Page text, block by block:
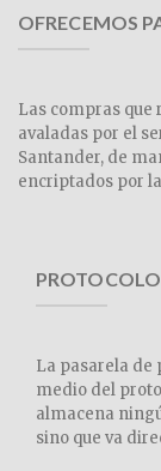
OFRECEMOS
Las compras que
avaladas por el
Santander, de
encriptados por
PROTOCOLO
La pasarela de
medio del
almacena
sino que va